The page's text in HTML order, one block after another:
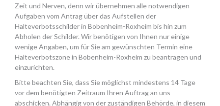
Zeit und Nerven, denn wir übernehmen alle notwendigen
Aufgaben vom Antrag über das Aufstellen der
Halteverbotsschilder in Bobenheim-Roxheim bis hin zum
Abholen der Schilder. Wir benötigen von Ihnen nur einige
wenige Angaben, um für Sie am gewünschten Termin eine
Halteverbotszone in Bobenheim-Roxheim zu beantragen und
einzurichten.
Bitte beachten Sie, dass Sie möglichst mindestens 14 Tage
vor dem benötigten Zeitraum Ihren Auftrag an uns
abschicken. Abhängig von der zuständigen Behörde, in diesem